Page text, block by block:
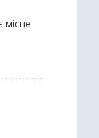
місце